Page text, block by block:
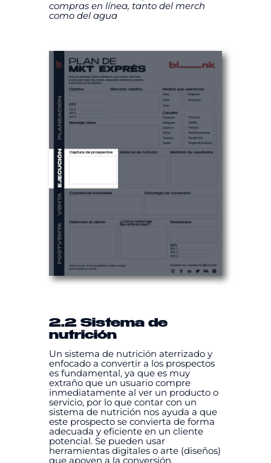
compras en línea, tanto del merch
como del agua
2.2 Sistema de
nutrición
Un sistema de nutrición aterrizado y
enfocado a convertir a los prospectos
es fundamental, ya que es muy
extraño que un usuario compre
inmediatamente al ver un producto o
servicio, por lo que contar con un
sistema de nutrición nos ayuda a que
este prospecto se convierta de forma
adecuada y eficiente en un cliente
potencial. Se pueden usar
herramientas digitales o arte (diseños)
que apoyen a la conversión.